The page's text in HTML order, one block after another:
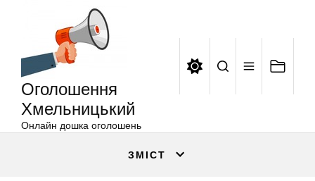
Оголошення
Хмельницький
Онлайн дошка оголошень
ЗМІСТ